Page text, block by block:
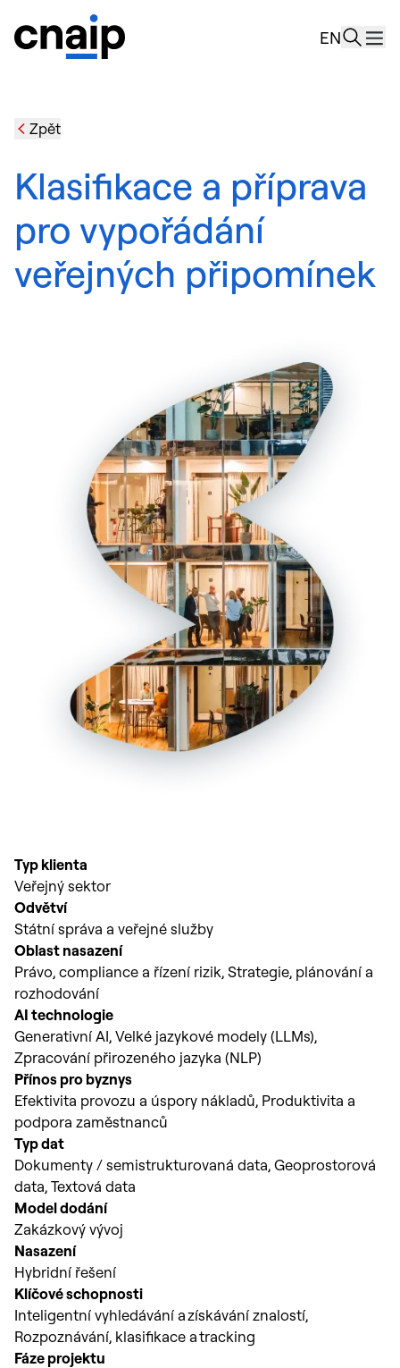
EN
Zpět
Klasifikace a příprava
pro vypořádání
veřejných připomínek
Typ klienta
Veřejný sektor
Odvětví
Státní správa a veřejné služby
Oblast nasazení
Právo, compliance a řízení rizik, Strategie, plánování a
rozhodování
AI technologie
Generativní AI, Velké jazykové modely (LLMs),
Zpracování přirozeného jazyka (NLP)
Přínos pro byznys
Efektivita provozu a úspory nákladů, Produktivita a
podpora zaměstnanců
Typ dat
Dokumenty / semistrukturovaná data, Geoprostorová
data, Textová data
Model dodání
Zakázkový vývoj
Nasazení
Hybridní řešení
Klíčové schopnosti
Inteligentní vyhledávání a získávání znalostí,
Rozpoznávání, klasifikace a tracking
Fáze projektu